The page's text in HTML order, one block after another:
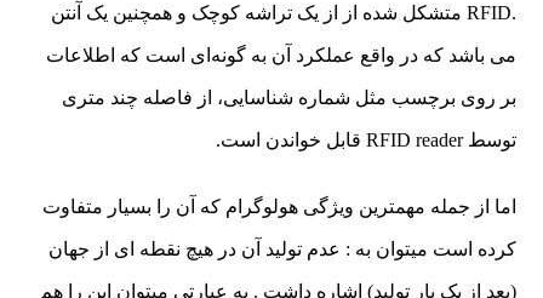
.RFID متشکل شده از از یک تراشه کوچک و همچنین یک آنتن
می باشد که در واقع عملکرد آن به گونه‌ای است که اطلاعات
بر روی برچسب مثل شماره شناسایی، از فاصله چند متری
توسط RFID reader قابل خواندن است.
اما از جمله مهمترین ویژگی هولوگرام که آن را بسیار متفاوت
کرده است میتوان به : عدم تولید آن در هیچ نقطه ای از جهان
(بعد از یک بار تولید) اشاره داشت . به عبارتی میتوان این را هم